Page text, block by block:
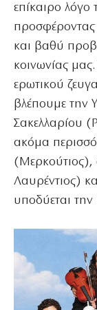
επίκαιρο
και βαθύ
κοινωνίας
ερωτικού
βλέπουμε την
Σακελλαρίου
ακόμα
(Μερκούτιος),
Λαυρέντιος)
υποδύεται